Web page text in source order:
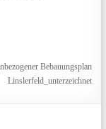
Bebauungsplan
Linslerfeld_unterzeichnet